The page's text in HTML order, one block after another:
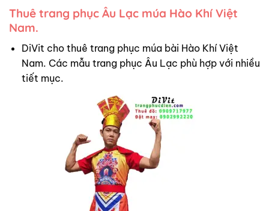
Thuê trang phục Âu Lạc múa Hào Khí Việt
Nam.
DiVit cho thuê trang phục múa bài Hào Khí Việt
Nam. Các mẫu trang phục Âu Lạc phù hợp với nhiều
tiết mục.